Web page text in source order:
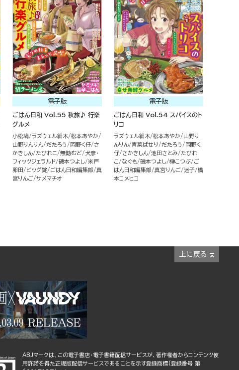
電子版
ごはん日和 Vol.55 秋旅♪ 行楽
グルメ
小松鳩 ラズウェル細木 松本あやか
山野りんりん だたろう 岡野く仔 さ
かきしん
たびれこ 無動むど
犬彦・
フィッツジェラルド 磯本つよし 米戸
卵田
ビッグ錠 ごはん日和編集部
真
宮りんご サメマチオ
電子版
ごはん日和 Vol.54 スパイスのト
リコ
ラズウェル細木 松本あやか
山野り
んりん 青菜ぱせり だたろう
岡野く
仔 さかきしん 池田さとみ
たびれ
こ
なぐも 磯本つよし 榊こつぶ
ご
はん日和編集部
真宮りんご 迷子 橋
本コメヒコ
上に戻る
ABJマークは、この電子書店・電子書籍配信サービスが、著作権者からコンテンツ使
用許諾を得た正規版配信サービスであることを示す登録商標(登録番号 第